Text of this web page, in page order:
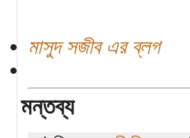
মাসুদ সজীব এর ব্লগ
মন্তব্য